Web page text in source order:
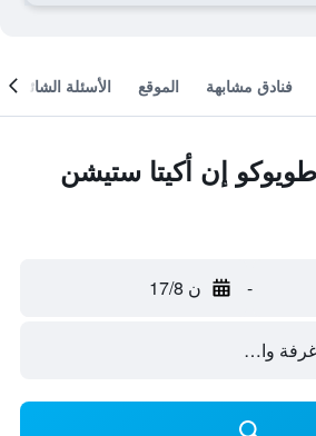
فنادق مشابهة الموقع الأسئلة الشائعة
إن أكيتا ستيشن
- ن 17/8